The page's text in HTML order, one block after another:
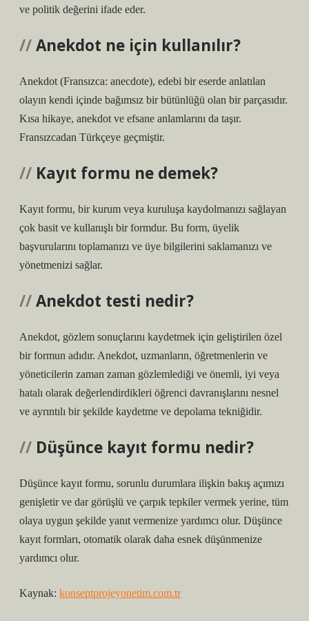
ve politik değerini ifade eder.
Anekdot ne için kullanılır?
Anekdot (Fransızca: anecdote), edebi bir eserde anlatılan
olayın kendi içinde bağımsız bir bütünlüğü olan bir parçasıdır.
Kısa hikaye, anekdot ve efsane anlamlarını da taşır.
Fransızcadan Türkçeye geçmiştir.
Kayıt formu ne demek?
Kayıt formu, bir kurum veya kuruluşa kaydolmanızı sağlayan
çok basit ve kullanışlı bir formdur. Bu form, üyelik
başvurularını toplamanızı ve üye bilgilerini saklamanızı ve
yönetmenizi sağlar.
Anekdot testi nedir?
Anekdot, gözlem sonuçlarını kaydetmek için geliştirilen özel
bir formun adıdır. Anekdot, uzmanların, öğretmenlerin ve
yöneticilerin zaman zaman gözlemlediği ve önemli, iyi veya
hatalı olarak değerlendirdikleri öğrenci davranışlarını nesnel
ve ayrıntılı bir şekilde kaydetme ve depolama tekniğidir.
Düşünce kayıt formu nedir?
Düşünce kayıt formu, sorunlu durumlara ilişkin bakış açımızı
genişletir ve dar görüşlü ve çarpık tepkiler vermek yerine, tüm
olaya uygun şekilde yanıt vermenize yardımcı olur. Düşünce
kayıt formları, otomatik olarak daha esnek düşünmenize
yardımcı olur.
Kaynak: konseptprojeyonetim.com.tr